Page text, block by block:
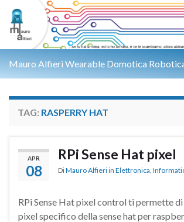
Mauro Alfieri Wearable Domotica
TAG: RASPERRY HAT
APR
08
RPi Sense Hat pixel
DiMauro Alfieri in Elettronica,
RPi Sense Hat pixel control ti permette
pixel specifico della sense hat per